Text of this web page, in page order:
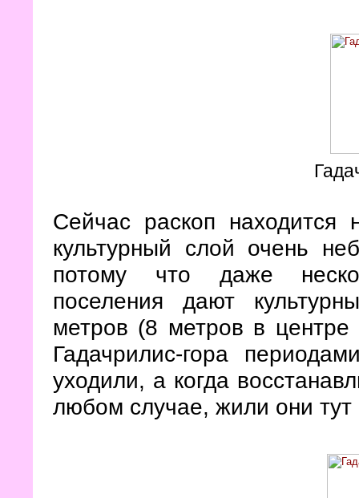
Сейчас раскоп
культурный слой очень
потому что даже
поселения дают
метров (8 метров в
Гадачрилис-гора
уходили, а когда
любом случае, жили они